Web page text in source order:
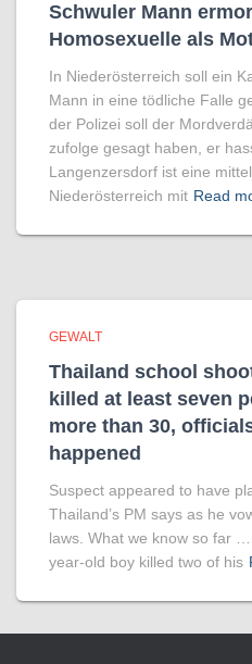
Schwuler Mann
Homo­sexuelle als
In Niederösterreich soll ein
Mann in eine tödliche Falle
der Polizei soll der
zufolge gesagt haben, er
Langenzersdorf ist eine
Niederösterreich mit Read
GEWALT
Thailand school
killed at least seven
more than 30,
happened
Suspect appeared to have
Thailand’s PM says as he
laws. What we know so far
year-old boy killed two of his